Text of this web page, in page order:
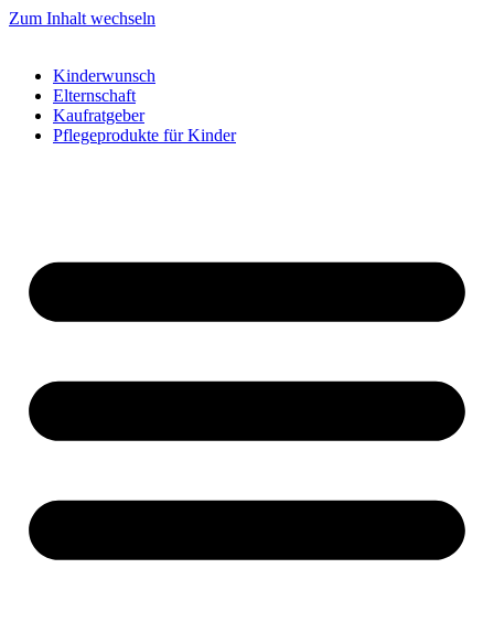
Zum Inhalt wechseln
Kinderwunsch
Elternschaft
Kaufratgeber
Pflegeprodukte für Kinder